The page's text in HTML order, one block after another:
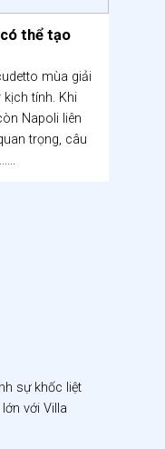
thể tạo
mùa giải
tính. Khi
Napoli liên
trọng, câu
sự khốc liệt
với Villa